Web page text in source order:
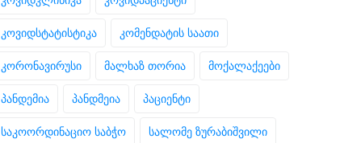
კოვიდსტატისტიკა კომენდატის საათი
კორონავირუსი მალხაზ თორია მოქალაქეები
პანდემია პანდმეია პაციენტი
საკოორდინაციო საბჭო სალომე ზურაბიშვილი